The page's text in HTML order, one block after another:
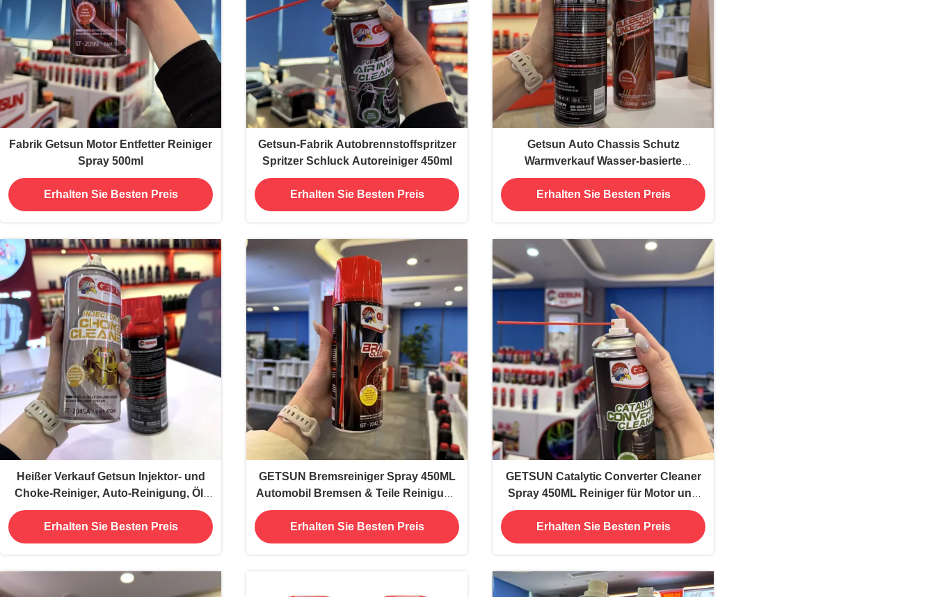
Fabrik Getsun Motor Entfetter Reiniger
Spray 500ml
Erhalten Sie Besten Preis
Getsun-Fabrik Autobrennstoffspritzer
Spritzer Schluck Autoreiniger 450ml
Erhalten Sie Besten Preis
Getsun Auto Chassis Schutz
Warmverkauf Wasser-basierte
Gummierte Unterbeschichtung
Sprayfarbe
Erhalten Sie Besten Preis
Heißer Verkauf Getsun Injektor- und
Choke-Reiniger, Auto-Reinigung, Öl-
und
Kohlenstoffablagerungsentfernung
Erhalten Sie Besten Preis
GETSUN Bremsreiniger Spray 450ML
Automobil Bremsen & Teile Reinigung
OEM Hersteller
Erhalten Sie Besten Preis
GETSUN Catalytic Converter Cleaner
Spray 450ML Reiniger für Motor und
Abgasanlage OEM Hersteller
Erhalten Sie Besten Preis